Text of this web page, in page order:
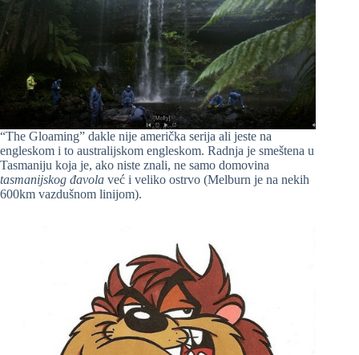
“The Gloaming” dakle nije američka serija ali jeste na
engleskom i to australijskom engleskom. Radnja je smeštena u
Tasmaniju koja je, ako niste znali, ne samo domovina
tasmanijskog đavola već i veliko ostrvo (Melburn je na nekih
600km vazdušnom linijom).